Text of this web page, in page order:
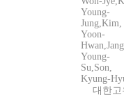
Young-
Jung,Kim,
Yoon-
Young-
Su,Son,
Kyung-
대한고